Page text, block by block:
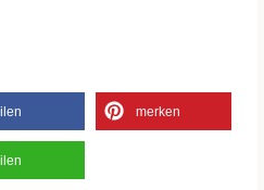
merken